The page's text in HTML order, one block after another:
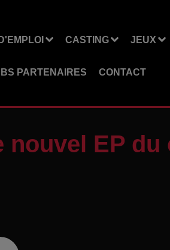
CASTING JEUX
PARTENAIRES CONTACT
nouvel EP du